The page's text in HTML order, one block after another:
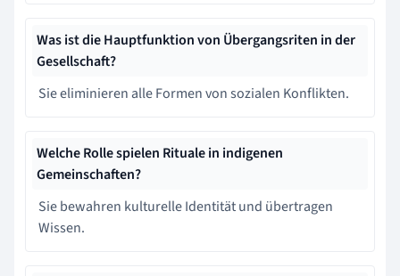
Was ist die Hauptfunktion von Übergangsriten in der
Gesellschaft?
Sie eliminieren alle Formen von sozialen Konflikten.
Welche Rolle spielen Rituale in indigenen
Gemeinschaften?
Sie bewahren kulturelle Identität und übertragen
Wissen.